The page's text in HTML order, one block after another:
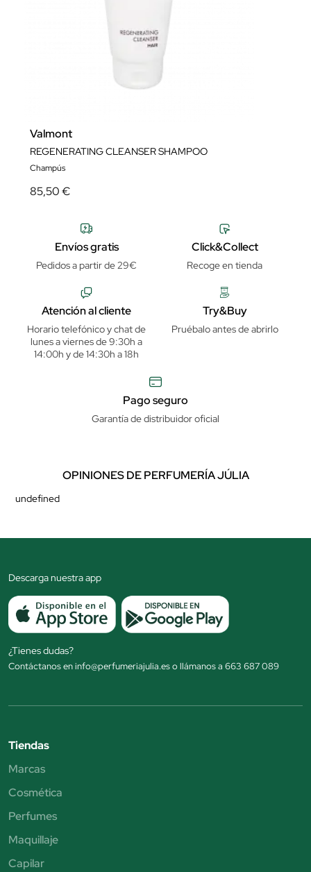
Valmont
REGENERATING CLEANSER SHAMPOO
Champús
85,50 €
Envíos gratis
Pedidos a partir de 29€
Click&Collect
Recoge en tienda
Atención al cliente
Horario telefónico y chat de
lunes a viernes de 9:30h a
14:00h y de 14:30h a 18h
Try&Buy
Pruébalo antes de abrirlo
Pago seguro
Garantía de distribuidor oficial
OPINIONES DE PERFUMERÍA JÚLIA
undefined
Descarga nuestra app
¿Tienes dudas?
Contáctanos en info@perfumeriajulia.es o llámanos a 663 687 089
Tiendas
Marcas
Cosmética
Perfumes
Maquillaje
Capilar